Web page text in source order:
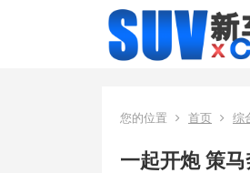
您的位置 首页 综
一起开炮 策